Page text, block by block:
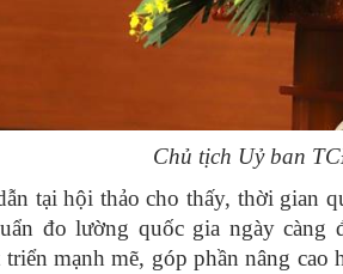
Chủ tịch Uỷ ban
tại hội thảo cho thấy, thời gian
đo lường quốc gia ngày
triển mạnh mẽ, góp phần nâng